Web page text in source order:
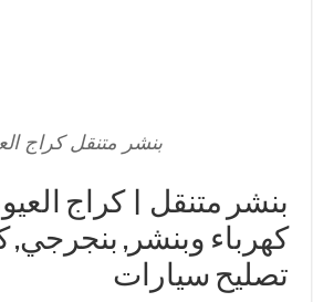
بنشر متنقل كراج
كهرباء وبنشر, بنجرجي,
تصليح سيارات